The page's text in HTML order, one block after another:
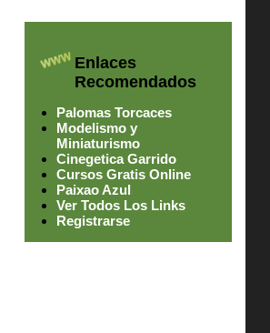
Enlaces
Recomendados
Palomas Torcaces
Modelismo y
Miniaturismo
Cinegetica Garrido
Cursos Gratis Online
Paixao Azul
Ver Todos Los Links
Registrarse